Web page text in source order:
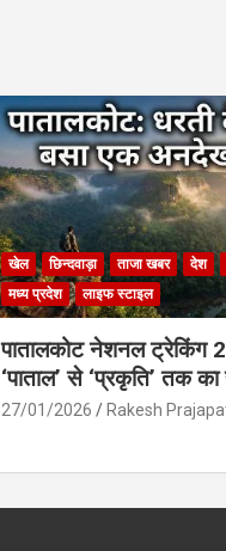
खेल छिन्दवाड़ा ताजा खबर देश
मध्य प्रदेश
लाइफ स्टाइल
पातालकोट नेशनल ट्रेकिंग
‘पाताल’ से ‘प्रकृति’ तक
27/01/2026 Rakesh